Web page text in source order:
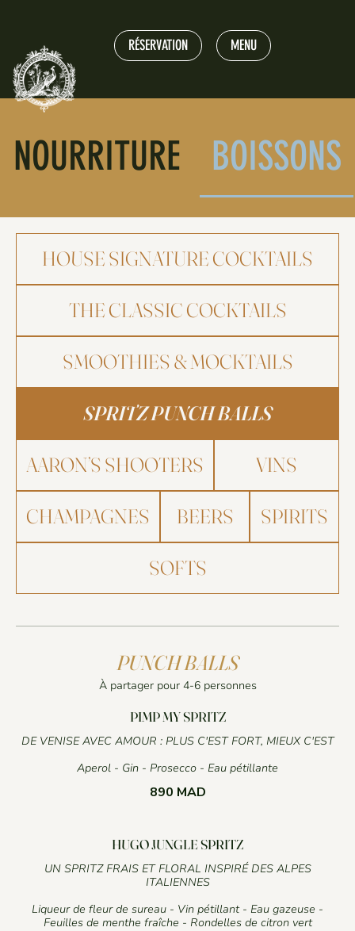
MENU
RÉSERVATION
HOUSE SIGNATURE COCKTAILS
THE CLASSIC COCKTAILS
SMOOTHIES & MOCKTAILS
SPRITZ PUNCH BALLS
AARON’S SHOOTERS VINS
CHAMPAGNES BEERS SPIRITS
SOFTS
PUNCH BALLS
À partager pour 4-6 personnes
PIMP MY SPRITZ
DE VENISE AVEC AMOUR : PLUS C'EST FORT, MIEUX C'EST
Aperol - Gin - Prosecco - Eau pétillante
890 MAD
HUGO JUNGLE SPRITZ
UN SPRITZ FRAIS ET FLORAL INSPIRÉ DES ALPES
ITALIENNES
Liqueur de fleur de sureau - Vin pétillant - Eau gazeuse -
Feuilles de menthe fraîche - Rondelles de citron vert
NOURRITURE BOISSONS